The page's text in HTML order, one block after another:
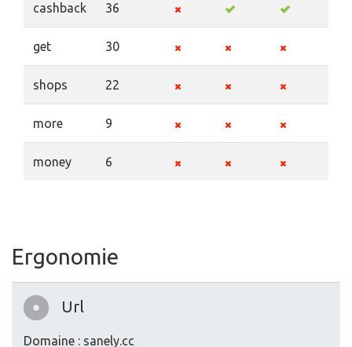
cashback 36
get 30
shops 22
more 9
money 6
Ergonomie
Url
Domaine : sanely.cc